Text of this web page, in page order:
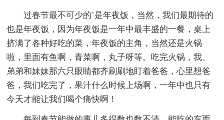
过春节最不可少的`是年夜饭，当然，我们最期待的
也是年夜饭，因为年夜饭是一年中最丰盛的一餐，桌上
挤满了各种好吃的菜，年夜饭的主角，当然还是火锅
啦，里面有鱼啊，青菜啊，丸子呀等。吃完火锅，我、
弟弟和妹妹那六只眼睛都齐刷刷地盯着爸爸，心里想爸
爸，我们吃完了，果汁什么时候上场啊，一年中也只有
今天才能让我们喝个痛快啊！